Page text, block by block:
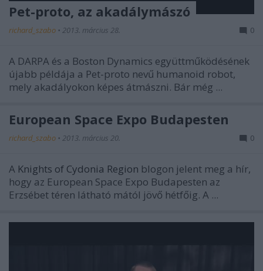
Pet-proto, az akadálymászó
richard_szabo • 2013. március 28. 0
A DARPA és a Boston Dynamics együttműködésének
újabb példája a Pet-proto nevű humanoid robot,
mely akadályokon képes átmászni. Bár még ...
European Space Expo Budapesten
richard_szabo • 2013. március 20. 0
A Knights of Cydonia Region blogon jelent meg a hír,
hogy az European Space Expo Budapesten az
Erzsébet téren látható mától jövő hétfőig. A ...